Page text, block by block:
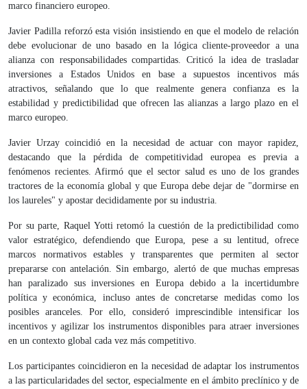
marco financiero europeo.
Javier Padilla reforzó esta visión insistiendo en que el modelo de relación
debe evolucionar de uno basado en la lógica cliente-proveedor a una
alianza con responsabilidades compartidas. Criticó la idea de trasladar
inversiones a Estados Unidos en base a supuestos incentivos más
atractivos, señalando que lo que realmente genera confianza es la
estabilidad y predictibilidad que ofrecen las alianzas a largo plazo en el
marco europeo.
Javier Urzay coincidió en la necesidad de actuar con mayor rapidez,
destacando que la pérdida de competitividad europea es previa a
fenómenos recientes. Afirmó que el sector salud es uno de los grandes
tractores de la economía global y que Europa debe dejar de "dormirse en
los laureles" y apostar decididamente por su industria.
Por su parte, Raquel Yotti retomó la cuestión de la predictibilidad como
valor estratégico, defendiendo que Europa, pese a su lentitud, ofrece
marcos normativos estables y transparentes que permiten al sector
prepararse con antelación. Sin embargo, alertó de que muchas empresas
han paralizado sus inversiones en Europa debido a la incertidumbre
política y económica, incluso antes de concretarse medidas como los
posibles aranceles. Por ello, consideró imprescindible intensificar los
incentivos y agilizar los instrumentos disponibles para atraer inversiones
en un contexto global cada vez más competitivo.
Los participantes coincidieron en la necesidad de adaptar los instrumentos
a las particularidades del sector, especialmente en el ámbito preclínico y de